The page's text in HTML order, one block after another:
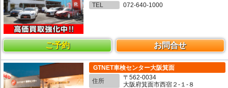
TEL
072-640-1000
ご予約 お問合せ
GTNET車検センター大阪箕面
住所
〒562-0034
大阪府箕面市西宿２-１-８